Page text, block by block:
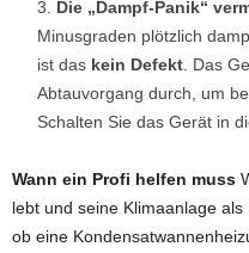
Die „Dampf-Panik“
Minusgraden plötzlich
ist das kein Defekt . Das
Abtauvorgang durch, um
Schalten Sie das Gerät in
Wann ein Profi helfen muss
lebt und seine Klimaanlage
ob eine